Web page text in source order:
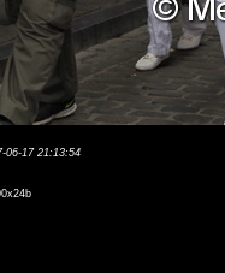
06-17 21:13:54